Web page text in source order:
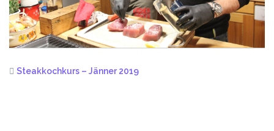
Steakkochkurs – Jänner 2019